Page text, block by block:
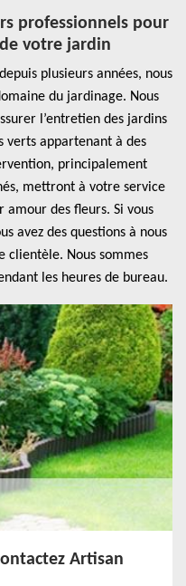
professionnels pour
votre jardin
plusieurs années, nous
du jardinage. Nous
l’entretien des jardins
verts appartenant à des
principalement
mettront à votre service
amour des fleurs. Si vous
avez des questions à nous
clientèle. Nous sommes
les heures de bureau.
Artisan